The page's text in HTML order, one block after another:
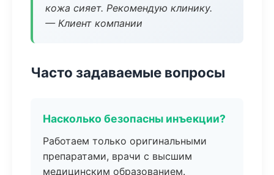
кожа сияет. Рекомендую клинику.
— Клиент компании
Часто задаваемые вопросы
Насколько безопасны инъекции?
Работаем только оригинальными
препаратами, врачи с высшим
медицинским образованием.